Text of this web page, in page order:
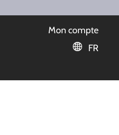
Mon compte
FR